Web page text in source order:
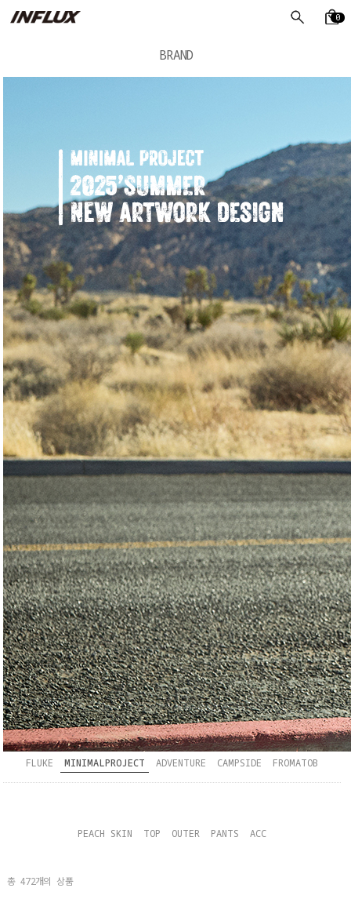
0
BRAND
FLUKE MINIMALPROJECT ADVENTURE CAMPSIDE FROMATOB
PEACH SKIN TOP OUTER PANTS ACC
총 472개의 상품